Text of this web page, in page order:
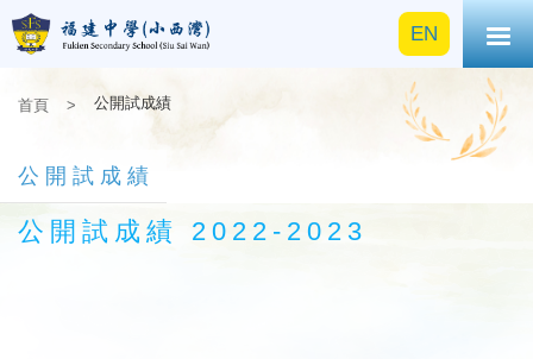
EN
首頁 > 公開試成績
公開試成績
公開試成績 2022-2023